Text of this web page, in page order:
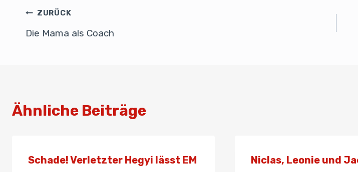
b
o
o
n
ZURÜCK
Die Mama als Coach
Ähnliche Beiträge
Schade! Verletzter Hegyi lässt EM
Niclas, Leonie und